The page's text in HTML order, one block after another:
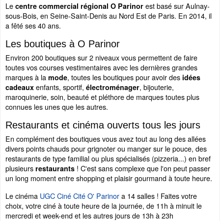
Le centre commercial régional O Parinor est basé sur Aulnay-
sous-Bois, en Seine-Saint-Denis au Nord Est de Paris. En 2014, il
a fêté ses 40 ans.
Les boutiques à O Parinor
Environ 200 boutiques sur 2 niveaux vous permettent de faire
toutes vos courses vestimentaires avec les dernières grandes
marques à la mode, toutes les boutiques pour avoir des idées
cadeaux enfants, sportif, électroménager, bijouterie,
maroquinerie, soin, beauté et pléthore de marques toutes plus
connues les unes que les autres.
Restaurants et cinéma ouverts tous les jours
En complément des boutiques vous avez tout au long des allées
divers points chauds pour grignoter ou manger sur le pouce, des
restaurants de type familial ou plus spécialisés (pizzeria...) en bref
plusieurs restaurants ! C'est sans complexe que l'on peut passer
un long moment entre shopping et plaisir gourmand à toute heure.
Le cinéma UGC Ciné Cité O' Parinora 14 salles ! Faites votre
choix, votre ciné à toute heure de la journée, de 11h à minuit le
mercredi et week-end et les autres jours de 13h à 23h